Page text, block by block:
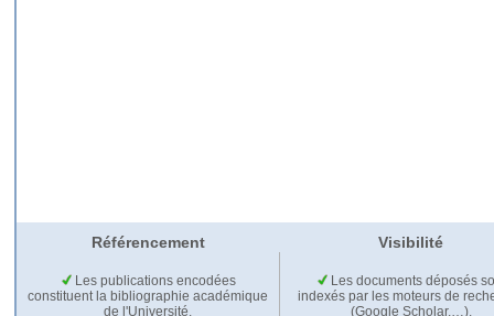
Référencement Visibilité
Les publications encodées
constituent la bibliographie académique
de l'Université.
Les documents déposés
indexés par les moteurs de
(Google Scholar,…).